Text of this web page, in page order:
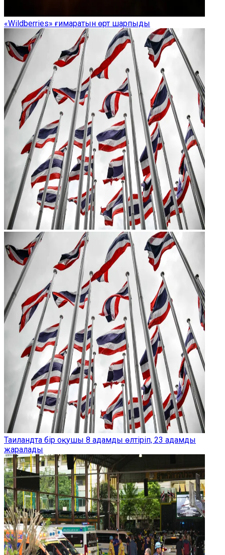
«Wildberries» ғимаратын өрт шарпыды
Таиландта бір оқушы 8 адамды өлтіріп, 23 адамды
жаралады